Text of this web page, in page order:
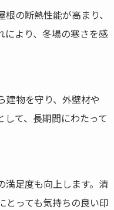
の断熱性能が高まり、
により、冬場の寒さを感
建物を守り、外壁材や
て、長期間にわたって
満足度も向上します。清
とっても気持ちの良い印